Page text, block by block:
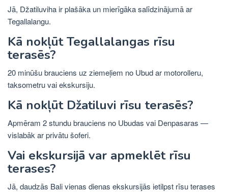
Jā, Džatiluviha ir plašāka un mierīgāka salīdzinājumā ar
Tegallalangu.
Kā nokļūt Tegallalangas rīsu
terasēs?
20 minūšu brauciens uz ziemeļiem no Ubud ar motorolleru,
taksometru vai ekskursiju.
Kā nokļūt Džatiluvi rīsu terasēs?
Apmēram 2 stundu brauciens no Ubudas vai Denpasaras —
vislabāk ar privātu šoferi.
Vai ekskursijā var apmeklēt rīsu
terases?
Jā, daudzās Bali vienas dienas ekskursijās ietilpst rīsu terases